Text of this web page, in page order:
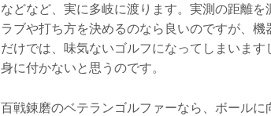
などなど、実に多岐に渡ります。実測の距離
ラブや打ち方を決めるのなら良いのですが、
だけでは、味気ないゴルフになってしまいま
身に付かないと思うのです。
百戦錬磨のベテランゴルファーなら、ボール